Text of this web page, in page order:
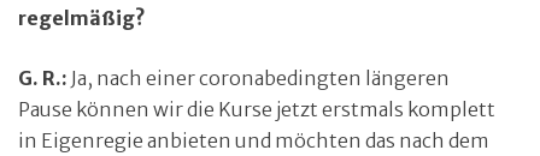
regelmäßig?
G. R.: Ja, nach einer coronabedingten längeren
Pause können wir die Kurse jetzt erstmals komplett
in Eigenregie anbieten und möchten das nach dem